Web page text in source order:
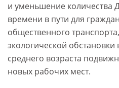
и уменьшение количества
времени в пути для
общественного
экологической
среднего возраста
новых рабочих мест.